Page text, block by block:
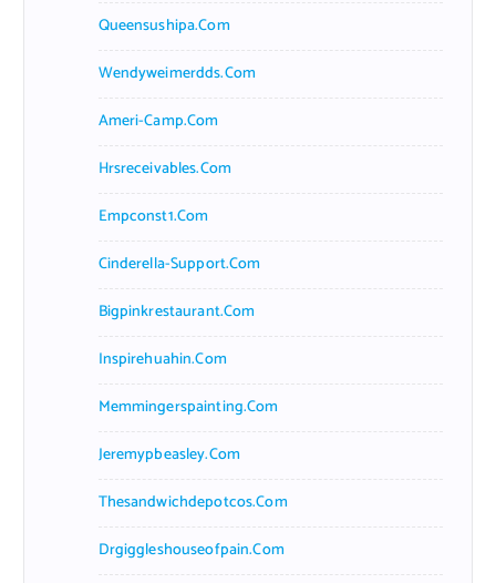
Queensushipa.com
Wendyweimerdds.com
Ameri-Camp.com
Hrsreceivables.com
Empconst1.com
Cinderella-Support.com
Bigpinkrestaurant.com
Inspirehuahin.com
Memmingerspainting.com
Jeremypbeasley.com
Thesandwichdepotcos.com
Drgiggleshouseofpain.com